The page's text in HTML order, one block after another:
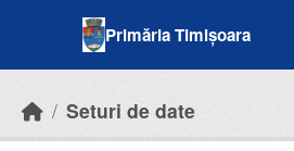
Primăria Timișoara
Seturi de date